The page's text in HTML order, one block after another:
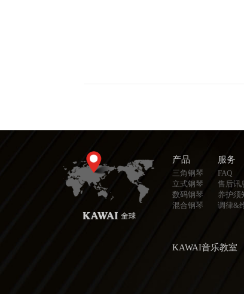
产品
三角钢琴
立式钢琴
数码钢琴
混合钢琴
服务
FAQ
售后讯
养护须
调律&
KAWAI音乐教室